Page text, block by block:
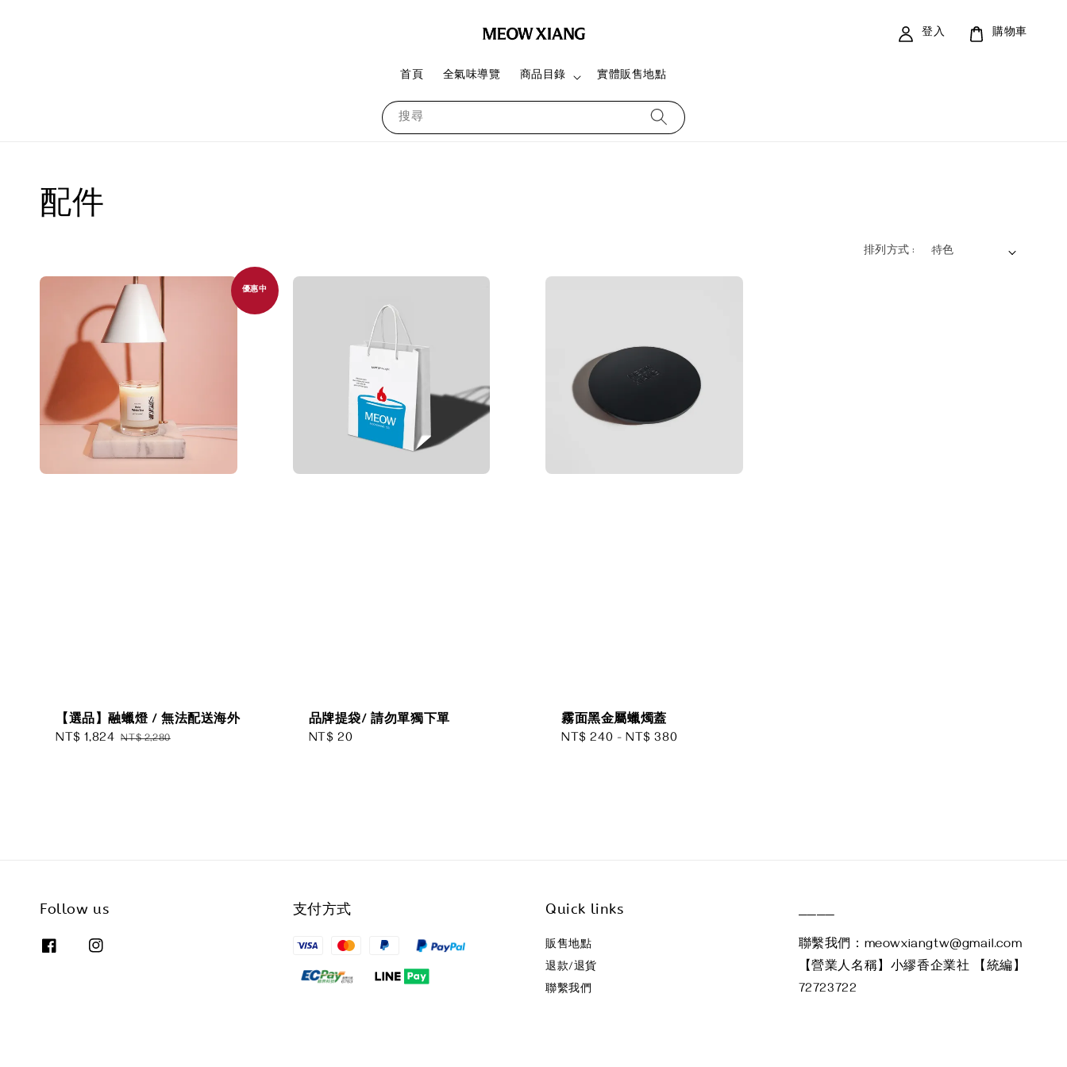
搜尋
首頁 全氣味導覽 商品目錄 實體販售地點
登入 購物車
配件
排列方式 :
優惠中
【選品】融蠟燈 / 無法配送海外
Sale
NT$ 1,824 Regular
NT$ 2,280
品牌提袋/ 請勿單獨下單
Regular
NT$ 20
霧面黑金屬蠟燭蓋
Regular
NT$ 240 -NT$ 380
Follow us 支付方式 Quick links
販售地點
退款/退貨
聯繫我們
聯繫我們：meowxiangtw@gmail.com
【營業人名稱】小繆香企業社 【統編】
72723722